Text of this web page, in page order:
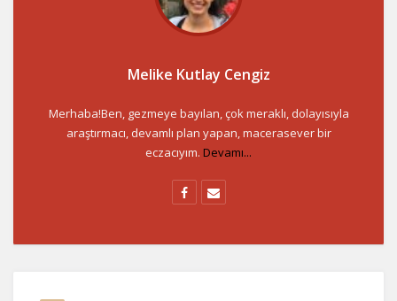
Melike Kutlay Cengiz
Merhaba!Ben, gezmeye bayılan, çok meraklı, dolayısıyla
araştırmacı, devamlı plan yapan, macerasever bir
eczacıyım. Devamı...